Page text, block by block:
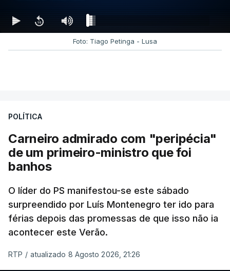
Foto: Tiago Petinga - Lusa
POLÍTICA
Carneiro admirado com "peripécia"
de um primeiro-ministro que foi
banhos
O líder do PS manifestou-se este sábado
surpreendido por Luís Montenegro ter ido para
férias depois das promessas de que isso não ia
acontecer este Verão.
RTP / atualizado 8 Agosto 2026, 21:26